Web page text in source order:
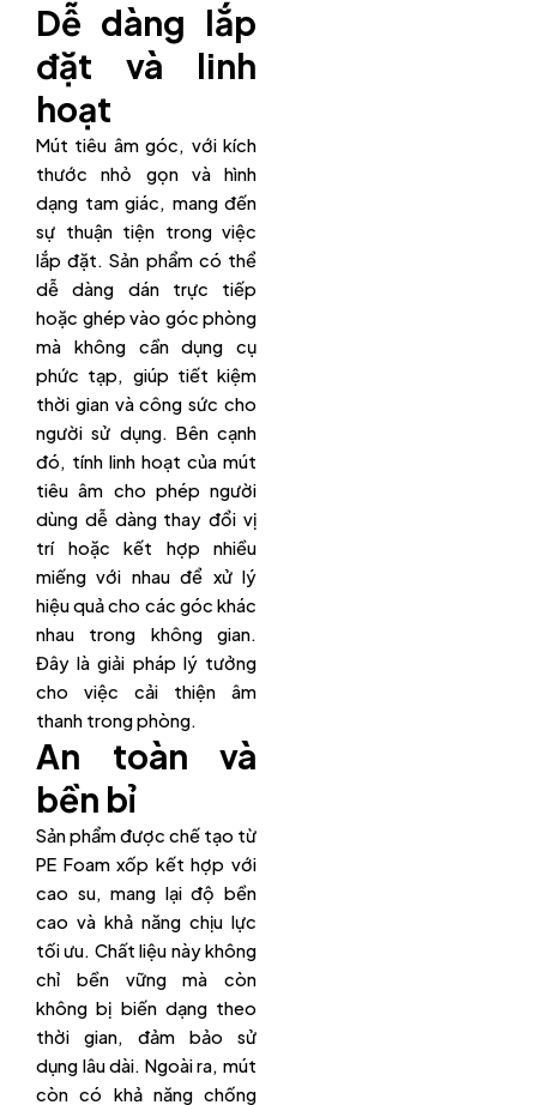
Dễ dàng lắp
đặt và linh
hoạt
Mút tiêu âm góc, với kích
thước nhỏ gọn và hình
dạng tam giác, mang đến
sự thuận tiện trong việc
lắp đặt. Sản phẩm có thể
dễ dàng dán trực tiếp
hoặc ghép vào góc phòng
mà không cần dụng cụ
phức tạp, giúp tiết kiệm
thời gian và công sức cho
người sử dụng. Bên cạnh
đó, tính linh hoạt của mút
tiêu âm cho phép người
dùng dễ dàng thay đổi vị
trí hoặc kết hợp nhiều
miếng với nhau để xử lý
hiệu quả cho các góc khác
nhau trong không gian.
Đây là giải pháp lý tưởng
cho việc cải thiện âm
thanh trong phòng.
An toàn và
bền bỉ
Sản phẩm được chế tạo từ
PE Foam xốp kết hợp với
cao su, mang lại độ bền
cao và khả năng chịu lực
tối ưu. Chất liệu này không
chỉ bền vững mà còn
không bị biến dạng theo
thời gian, đảm bảo sử
dụng lâu dài. Ngoài ra, mút
còn có khả năng chống